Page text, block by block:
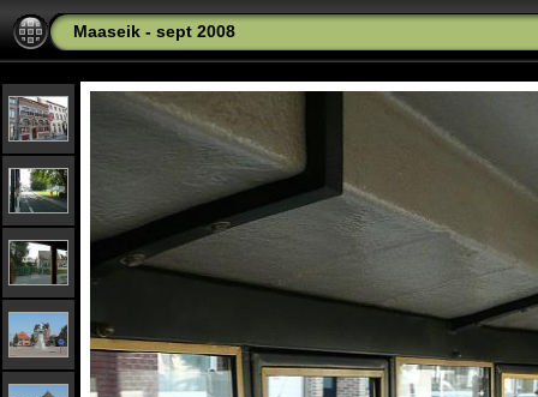
Maaseik - sept 2008